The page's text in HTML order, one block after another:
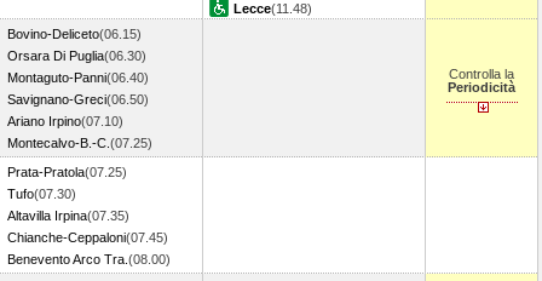
Lecce(11.48)
Bovino-Deliceto(06.15)
Orsara Di Puglia(06.30)
Montaguto-Panni(06.40)
Savignano-Greci(06.50)
Ariano Irpino(07.10)
Montecalvo-B.-C. (07.25)
Controlla la
Periodicità
Prata-Pratola(07.25)
Tufo(07.30)
Altavilla Irpina(07.35)
Chianche-Ceppaloni(07.45)
Benevento Arco Tra. (08.00)